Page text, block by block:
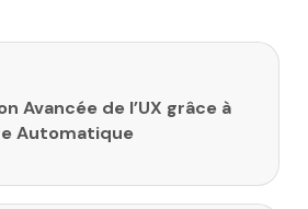
de l’article
Avancée de l’UX grâce à
Automatique